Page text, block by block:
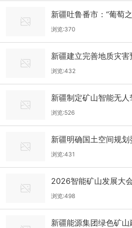
通知 （新自然资规〔
新疆吐鲁番市：“葡萄
浏览:370
新疆建立完善地质灾
浏览:432
新疆制定矿山智能无
浏览:526
新疆明确国土空间规
浏览:431
2026智能矿山发展大
能绿色建设
浏览:498
新疆能源集团绿色矿